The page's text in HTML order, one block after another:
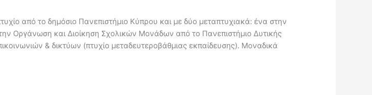
από το δημόσιο Πανεπιστήμιο Κύπρου και με δύο μεταπτυχιακά: ένα στην
Οργάνωση και Διοίκηση Σχολικών Μονάδων από το Πανεπιστήμιο Δυτικής
& δικτύων (πτυχίο μεταδευτεροβάθμιας εκπαίδευσης). Μοναδικά